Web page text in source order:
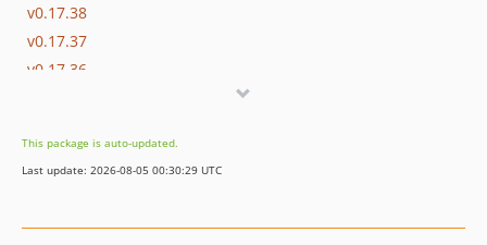
v0.17.38
v0.17.37
v0.17.36
v0.17.33
v0.17.32
This package is auto-updated.
Last update: 2026-08-05 00:30:29 UTC